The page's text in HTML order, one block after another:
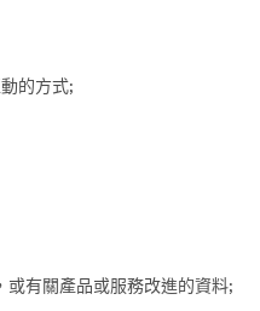
的方式;
有關產品或服務改進的資料;